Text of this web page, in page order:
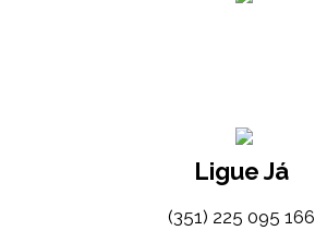
Ligue Já
(351) 225 095 166